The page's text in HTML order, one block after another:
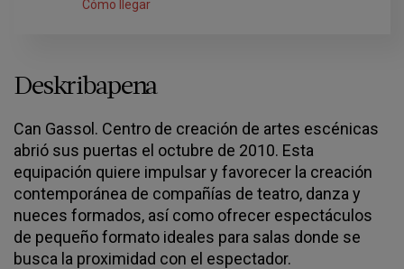
Cómo llegar
Deskribapena
Can Gassol. Centro de creación de artes escénicas
abrió sus puertas el octubre de 2010. Esta
equipación quiere impulsar y favorecer la creación
contemporánea de compañías de teatro, danza y
nueces formados, así como ofrecer espectáculos
de pequeño formato ideales para salas donde se
busca la proximidad con el espectador.